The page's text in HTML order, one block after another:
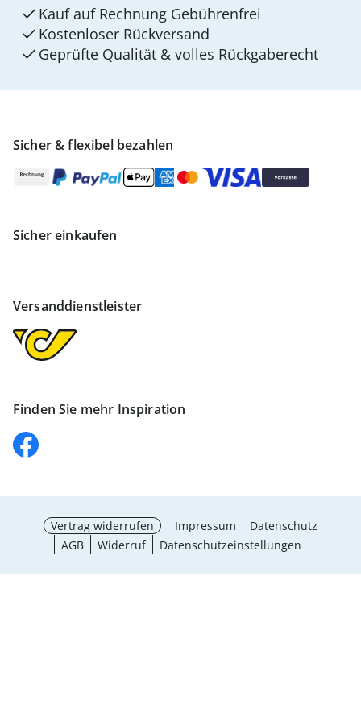
Sicher & flexibel bezahlen
Sicher einkaufen
Versanddienstleister
Finden Sie mehr Inspiration
Kauf auf Rechnung Gebührenfrei
Kostenloser Rückversand
Geprüfte Qualität & volles Rückgaberecht
Vertrag widerrufen Impressum
Datenschutz
AGB
Widerruf Datenschutzeinstellungen